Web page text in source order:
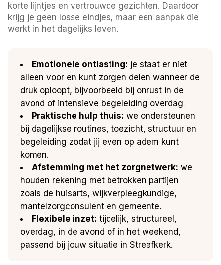
korte lijntjes en vertrouwde gezichten. Daardoor
krijg je geen losse eindjes, maar een aanpak die
werkt in het dagelijks leven.
Emotionele ontlasting: je staat er niet
alleen voor en kunt zorgen delen wanneer de
druk oploopt, bijvoorbeeld bij onrust in de
avond of intensieve begeleiding overdag.
Praktische hulp thuis: we ondersteunen
bij dagelijkse routines, toezicht, structuur en
begeleiding zodat jij even op adem kunt
komen.
Afstemming met het zorgnetwerk: we
houden rekening met betrokken partijen
zoals de huisarts, wijkverpleegkundige,
mantelzorgconsulent en gemeente.
Flexibele inzet: tijdelijk, structureel,
overdag, in de avond of in het weekend,
passend bij jouw situatie in Streefkerk.